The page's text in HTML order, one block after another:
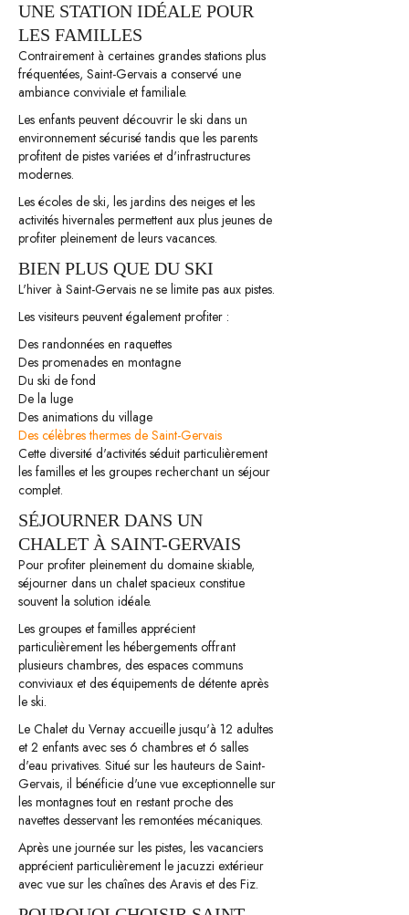
UNE STATION IDÉALE POUR
LES FAMILLES
Contrairement à certaines grandes stations plus
fréquentées, Saint-Gervais a conservé une
ambiance conviviale et familiale.
Les enfants peuvent découvrir le ski dans un
environnement sécurisé tandis que les parents
profitent de pistes variées et d'infrastructures
modernes.
Les écoles de ski, les jardins des neiges et les
activités hivernales permettent aux plus jeunes de
profiter pleinement de leurs vacances.
BIEN PLUS QUE DU SKI
L'hiver à Saint-Gervais ne se limite pas aux pistes.
Les visiteurs peuvent également profiter :
Des randonnées en raquettes
Des promenades en montagne
Du ski de fond
De la luge
Des animations du village
Des célèbres thermes de Saint-Gervais
Cette diversité d'activités séduit particulièrement
les familles et les groupes recherchant un séjour
complet.
SÉJOURNER DANS UN
CHALET À SAINT-GERVAIS
Pour profiter pleinement du domaine skiable,
séjourner dans un chalet spacieux constitue
souvent la solution idéale.
Les groupes et familles apprécient
particulièrement les hébergements offrant
plusieurs chambres, des espaces communs
conviviaux et des équipements de détente après
le ski.
Le Chalet du Vernay accueille jusqu'à 12 adultes
et 2 enfants avec ses 6 chambres et 6 salles
d'eau privatives. Situé sur les hauteurs de Saint-
Gervais, il bénéficie d'une vue exceptionnelle sur
les montagnes tout en restant proche des
navettes desservant les remontées mécaniques.
Après une journée sur les pistes, les vacanciers
apprécient particulièrement le jacuzzi extérieur
avec vue sur les chaînes des Aravis et des Fiz.